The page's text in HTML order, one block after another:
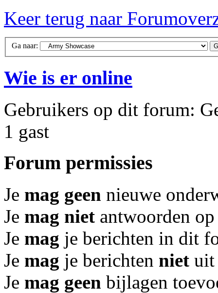
Keer terug naar
Ga naar:
Wie is er online
Gebruikers op dit forum:
1 gast
Forum permissies
Je mag geen nieuwe
Je mag niet antwoorden
Je mag je berichten in dit
Je mag je berichten niet uit
Je mag geen bijlagen